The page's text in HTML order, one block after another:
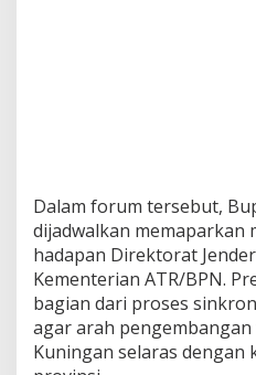
Dalam forum tersebut,
dijadwalkan memaparkan
hadapan Direktorat
Kementerian ATR/BPN.
bagian dari proses
agar arah
Kuningan selaras dengan